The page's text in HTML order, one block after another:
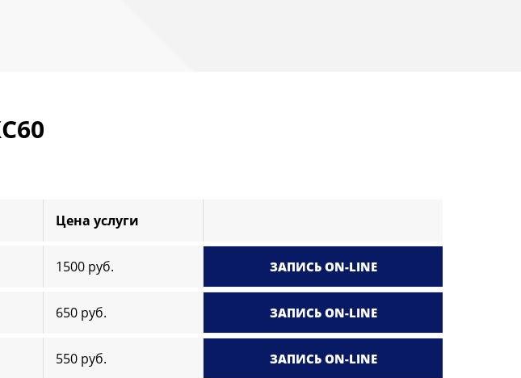
Цена услуги
1500 руб. ЗАПИСЬ ON-LINE
650 руб. ЗАПИСЬ ON-LINE
550 руб. ЗАПИСЬ ON-LINE